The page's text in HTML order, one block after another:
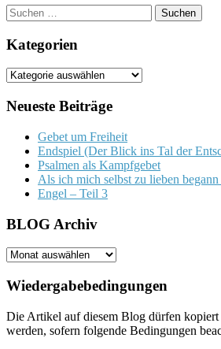
Suchen
nach:
Kategorien
Kategorien
Neueste Beiträge
Gebet um Freiheit
Endspiel (Der Blick ins Tal der
Psalmen als Kampfgebet
Als ich mich selbst zu lieben
Engel – Teil 3
BLOG Archiv
BLOG
Wiedergabebedingungen
Die Artikel auf diesem Blog dürfen
werden, sofern folgende Bedingungen